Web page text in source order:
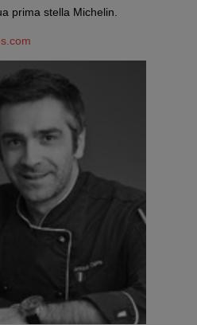
prima stella Michelin.